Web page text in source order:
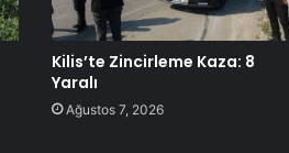
Kilis’te Zincirleme Kaza: 8
Yaralı
Ağustos 7, 2026